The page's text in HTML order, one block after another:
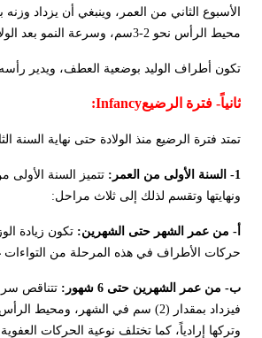
محيط الرأس نحو 2-3سم، وسرعة النمو بعد الولادة في هذه الفترة هي الأكثر.
تكون أطراف الوليد بوضعية العطف، ويدير
ثانياً- فترة الرضيعInfancy
:
تمتد فترة الرضيع منذ الولادة حتى نهاية السنة
1- السنة الأولى من العمر:
تتميز السنة الأولى
ونهايتها وتقسم لذلك إلى ثلاث مراحل:
أ- من عمر الشهر حتى الشهرين: تكون زيادة
حركات الأطراف في هذه المرحلة من التواءات
ب- من عمر الشهرين حتى 6 شهور:
وتركها إرادياً، كما تختلف نوعية الحركات